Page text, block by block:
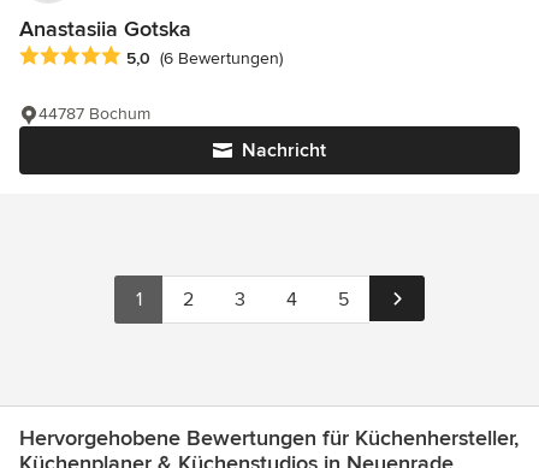
Anastasiia Gotska
Durchschnittliche Bewertung: 5 von 5 Sternen
5,0 (6 Bewertungen)
Nachricht
44787 Bochum
1 2 3 4 5
Hervorgehobene Bewertungen für Küchenhersteller,